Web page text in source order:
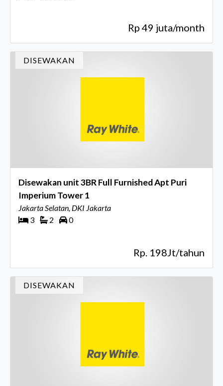
Rp 49 juta/month
DISEWAKAN
Disewakan unit 3BR Full Furnished Apt Puri
Imperium Tower 1
Jakarta Selatan, DKI Jakarta
3
2 0
Rp. 198Jt/tahun
DISEWAKAN